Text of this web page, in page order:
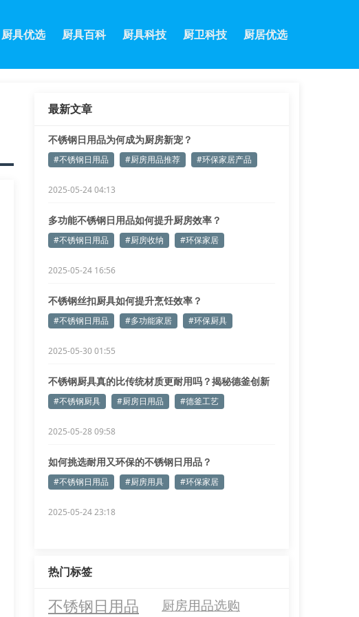
厨具优选 厨具百科 厨具科技 厨卫科技 厨居优选
最新文章
不锈钢日用品为何成为厨房新宠？
#不锈钢日用品 #厨房用品推荐 #环保家居产品
2025-05-24 04:13
多功能不锈钢日用品如何提升厨房效率？
#不锈钢日用品 #厨房收纳 #环保家居
2025-05-24 16:56
不锈钢丝扣厨具如何提升烹饪效率？
#不锈钢日用品 #多功能家居 #环保厨具
2025-05-30 01:55
不锈钢厨具真的比传统材质更耐用吗？揭秘德釜创新
工艺
#不锈钢厨具 #厨房日用品 #德釜工艺
2025-05-28 09:58
如何挑选耐用又环保的不锈钢日用品？
#不锈钢日用品 #厨房用具 #环保家居
2025-05-24 23:18
热门标签
不锈钢日用品 厨房用品选购